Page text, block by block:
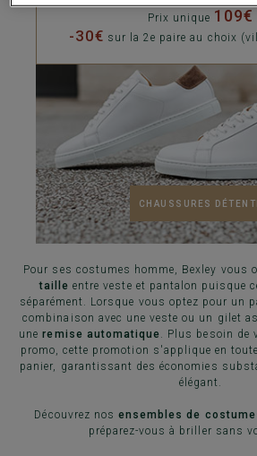
Prix unique 109€
-30€ sur la 2e paire au choix
CHAUSSURES
Pour ses costumes homme, Bexley vous
taille entre veste et pantalon puisque
séparément. Lorsque vous optez pour un
combinaison avec une veste ou un gilet
uneremise automatique. Plus besoin de
promo, cette promotion s'applique en
panier, garantissant des économies
élégant.
Découvrez nos ensembles de
préparez-vous à briller sans